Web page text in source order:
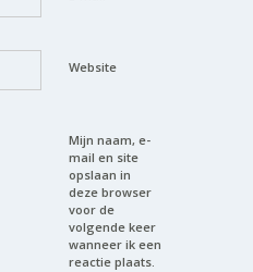
Website
Mijn naam, e-
mail en site
opslaan in
deze browser
voor de
volgende keer
wanneer ik een
reactie plaats.